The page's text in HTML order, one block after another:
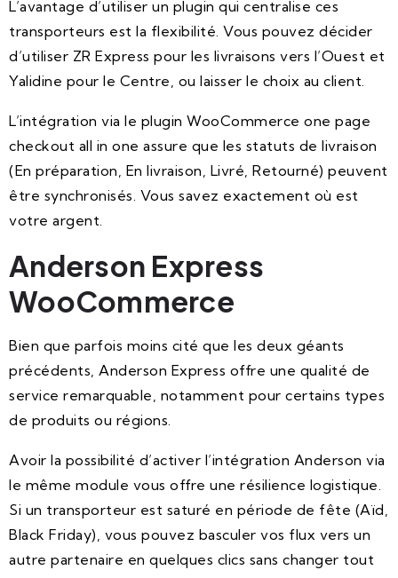
L’avantage d’utiliser un plugin qui centralise ces
transporteurs est la flexibilité. Vous pouvez décider
d’utiliser ZR Express pour les livraisons vers l’Ouest et
Yalidine pour le Centre, ou laisser le choix au client.
L’intégration via le plugin WooCommerce one page
checkout all in one assure que les statuts de livraison
(En préparation, En livraison, Livré, Retourné) peuvent
être synchronisés. Vous savez exactement où est
votre argent.
Anderson Express
WooCommerce
Bien que parfois moins cité que les deux géants
précédents, Anderson Express offre une qualité de
service remarquable, notamment pour certains types
de produits ou régions.
Avoir la possibilité d’activer l’intégration Anderson via
le même module vous offre une résilience logistique.
Si un transporteur est saturé en période de fête (Aïd,
Black Friday), vous pouvez basculer vos flux vers un
autre partenaire en quelques clics sans changer tout